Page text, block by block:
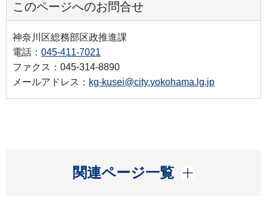
このページへのお問合せ
神奈川区総務部区政推進課
電話： 045-411-7021
ファクス：045-314-8890
メールアドレス： kg-kusei@city.yokohama.lg.jp
関連ページ一覧
開く